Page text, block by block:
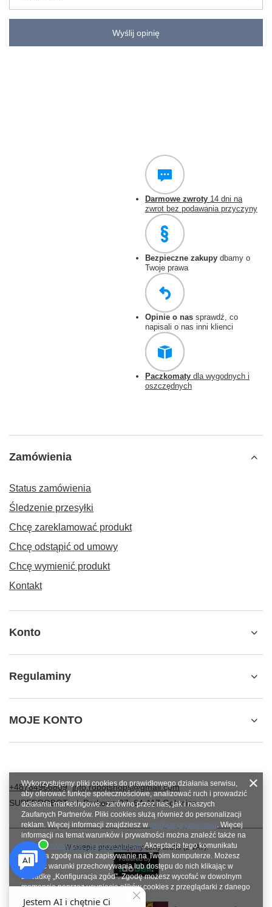
Wyślij opinię
Darmowe zwroty 14 dni na
zwrot bez podawania przyczyny
Bezpieczne zakupy dbamy o
Twoje prawa
Opinie o nas sprawdź, co
napisali o nas inni klienci
Paczkomaty dla wygodnych i
oszczędnych
Zamówienia
Status zamówienia
Śledzenie przesyłki
Chcę zareklamować produkt
Chcę odstąpić od umowy
Chcę wymienić produkt
Kontakt
Konto
Regulaminy
MOJE KONTO
+48784966809 info.robotshops@gmail.com
SUPERROBOT,ul. Parkowa 27,64-117Gołanice
W sklepie prezentujemy ceny brutto (z VAT).
Wykorzystujemy pliki cookies do prawidłowego działania serwisu,
aby oferować funkcje społecznościowe, analizować ruch i prowadzić
działania marketingowe - zarówno przez nas, jak i naszych
Zaufanych Partnerów. Pliki cookies służą również do personalizacji
reklam. Więcej informacji znajdziesz w polityce prywatności. Więcej
informacji na temat warunków i prywatności można znaleźć także na
stronie Prywatność i warunki Google. Akceptacja tego komunikatu
oznacza zgodę na ich zapisywanie na Twoim komputerze. Możesz
określić warunki przechowywania lub dostępu do nich klikając w
zakładkę „Konfiguracja zgód”. Zgodę możesz wycofać w dowolnym
momencie poprzez usunięcie plików cookies z przeglądarki z danego
urządzenia końcowego.